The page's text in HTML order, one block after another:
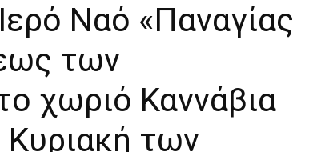
Μητρόπολις
Μόρφου
Ναό «Παναγίας
των
χωριό Καννάβια
των